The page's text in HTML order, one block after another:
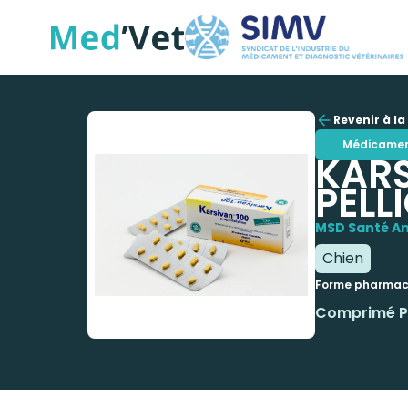
Revenir à
MSD Santé
Chien
Forme
Comprimé